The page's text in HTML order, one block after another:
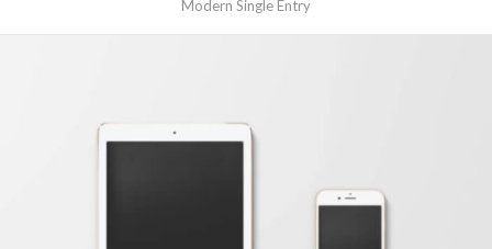
Modern Single Entry